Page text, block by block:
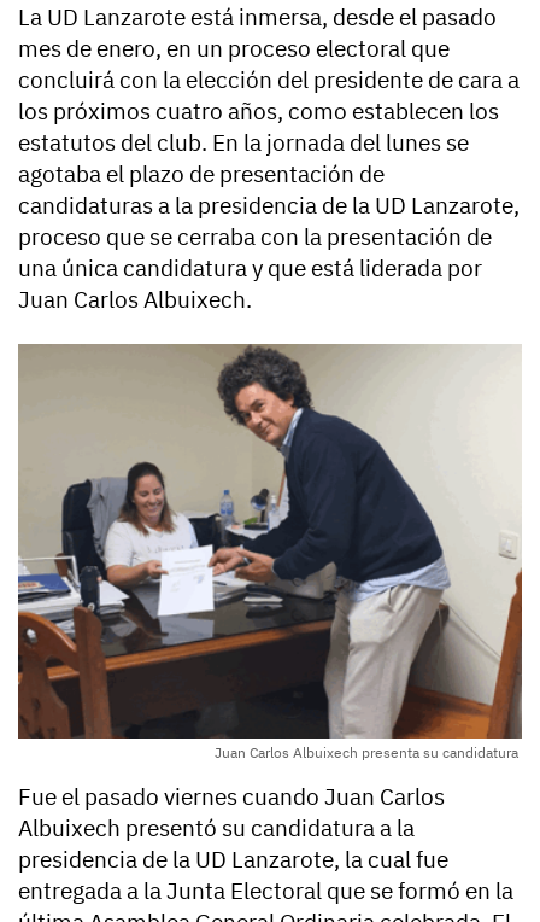
La UD Lanzarote está inmersa, desde el pasado
mes de enero, en un proceso electoral que
concluirá con la elección del presidente de cara a
los próximos cuatro años, como establecen los
estatutos del club. En la jornada del lunes se
agotaba el plazo de presentación de
candidaturas a la presidencia de la UD Lanzarote,
proceso que se cerraba con la presentación de
una única candidatura y que está liderada por
Juan Carlos Albuixech.
Juan Carlos Albuixech presenta su candidatura
Fue el pasado viernes cuando Juan Carlos
Albuixech presentó su candidatura a la
presidencia de la UD Lanzarote, la cual fue
entregada a la Junta Electoral que se formó en la